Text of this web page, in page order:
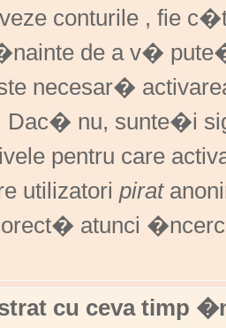
conturile , fie
de a v�
necesar�
nu, sunte�i
pentru care
utilizatori pirat
atunci
cu ceva timp